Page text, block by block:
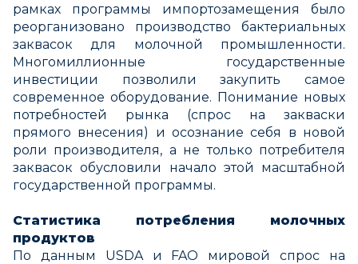
рамках программы импортозамещения было
реорганизовано производство бактериальных
заквасок для молочной промышленности.
Многомиллионные государственные
инвестиции позволили закупить самое
современное оборудование. Понимание новых
потребностей рынка (спрос на закваски
прямого внесения) и осознание себя в новой
роли производителя, а не только потребителя
заквасок обусловили начало этой масштабной
государственной программы.
Статистика потребления молочных
продуктов
По данным USDA и FAO мировой спрос на